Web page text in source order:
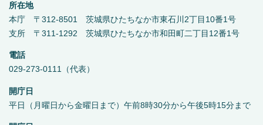
所在地
本庁 〒312-8501 茨城県ひたちなか市東石川2丁目10番1号
支所 〒311-1292 茨城県ひたちなか市和田町二丁目12番1号
電話
029-273-0111（代表）
開庁日
平日（月曜日から金曜日まで）午前8時30分から午後5時15分まで